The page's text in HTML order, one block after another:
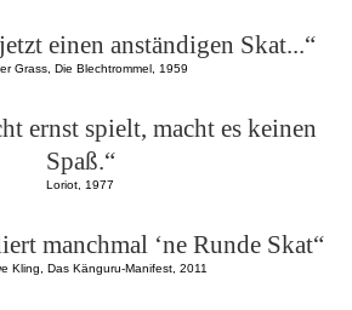
einen anständigen Skat...“
Grass, Die Blechtrommel, 1959
ernst spielt, macht es keinen
Spaß.“
Loriot, 1977
manchmal ‘ne Runde Skat“
Kling, Das Känguru-Manifest, 2011